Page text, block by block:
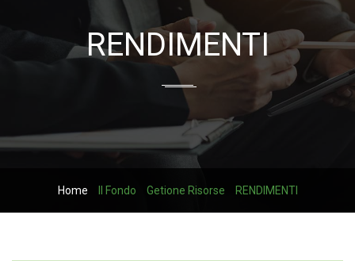
RENDIMENTI
Home Il Fondo Getione Risorse RENDIMENTI